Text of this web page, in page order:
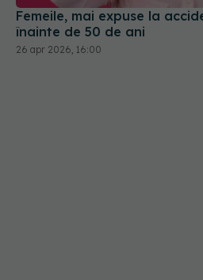
înainte de 50 de ani
26 apr 2026, 16:00